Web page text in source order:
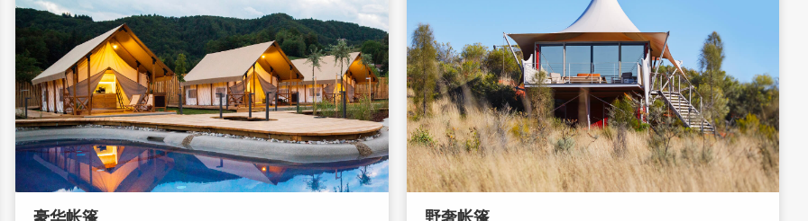
豪华帐篷 野奢帐篷